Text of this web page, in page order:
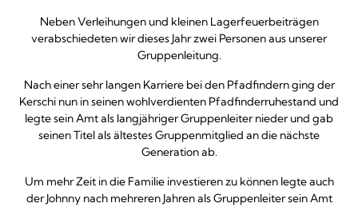
Neben Verleihungen und kleinen Lagerfeuerbeiträgen
verabschiedeten wir dieses Jahr zwei Personen aus unserer
Gruppenleitung.
Nach einer sehr langen Karriere bei den Pfadfindern ging der
Kerschi nun in seinen wohlverdienten Pfadfinderruhestand und
legte sein Amt als langjähriger Gruppenleiter nieder und gab
seinen Titel als ältestes Gruppenmitglied an die nächste
Generation ab.
Um mehr Zeit in die Familie investieren zu können legte auch
der Johnny nach mehreren Jahren als Gruppenleiter sein Amt